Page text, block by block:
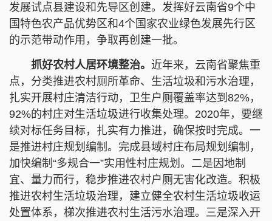
发展试点县建设和先导区创建。发挥好云南省9个中
国特色农产品优势区和4个国家农业绿色发展先行区
的示范带动作用，争取再创建一批。
抓好农村人居环境整治。 近年来，云南省聚焦重
点，分类推进农村厕所革命、生活垃圾和污水治理，
扎实开展村庄清洁行动，卫生户厕覆盖率达到82%，
92%的村庄对生活垃圾进行收集处理。2020年，要继
续对标任务目标，扎实有力推进，确保按时完成。一
是推进村庄规划编制。完成县域村庄布局规划编制，
加快编制“多规合一”实用性村庄规划。二是因地制
宜、量力而行，稳步推进农村户厕无害化改造。积极
推进农村生活垃圾治理，建立健全农村生活垃圾收运
处置体系，梯次推进农村生活污水治理。三是深入开